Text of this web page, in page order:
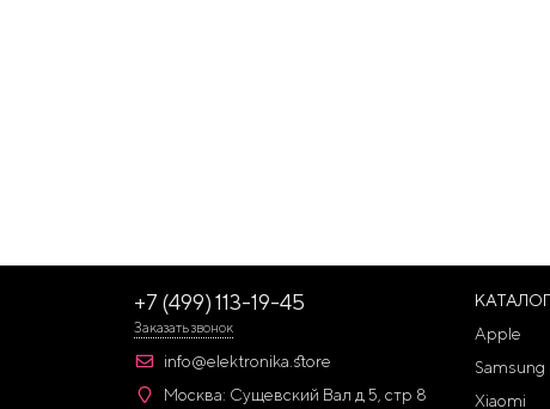
+7 (499) 113-19-45
Заказать звонок
info@elektronika.store
Москва: Сущевский Вал д 5, стр 8
КАТАЛОГ
Apple
Samsung
Xiaomi